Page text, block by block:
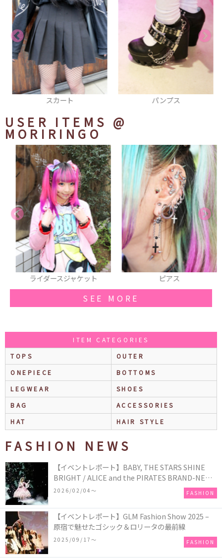
スカート パンプス
USER ITEMS @
MORIRINGO
ライダースジャケット ピアス
SEE MORE
ITEM CATEGORIES
TOPS
OUTER
ONEPIECE
BOTTOMS
LEGWEAR
SHOES
BAG
ACCESSORIES
HAT
HAIR STYLE
FASHION NEWS
【イベントレポート】BABY, THE STARS SHINE
BRIGHT / ALICE and the PIRATES BRAND-NEW
COLLECTION in TOKYO
2026/02/04〜 FASHION
【イベントレポート】GLM Fashion Show 2025 –
原宿で魅せたゴシック＆ロリータの最前線
2025/09/17〜 FASHION